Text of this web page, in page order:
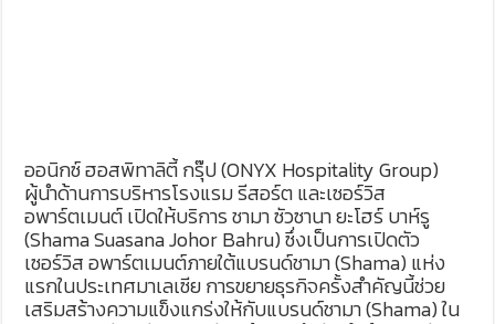
ออนิกซ์ ฮอสพิทาลิตี้ กรุ๊ป (ONYX Hospitality Group)
ผู้นำด้านการบริหารโรงแรม รีสอร์ต และเซอร์วิส
อพาร์ตเมนต์ เปิดให้บริการ ชามา ซัวซานา ยะโฮร์ บาห์รู
(Shama Suasana Johor Bahru) ซึ่งเป็นการเปิดตัว
เซอร์วิส อพาร์ตเมนต์ภายใต้แบรนด์ชามา (Shama) แห่ง
แรกในประเทศมาเลเซีย การขยายธุรกิจครั้งสำคัญนี้ช่วย
เสริมสร้างความแข็งแกร่งให้กับแบรนด์ชามา (Shama) ใน